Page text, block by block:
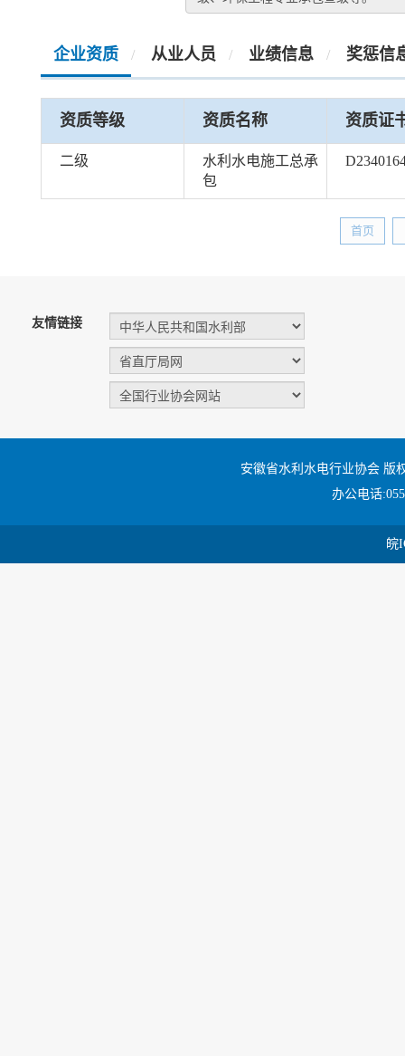
企业资质 / 从业人员 / 业绩信息 / 奖惩信
资质等级 资质名称 资质证
二级
水利水电施工总承
包
首页
友情链接
安徽省水利水电行业协会 版
办公电话
皖